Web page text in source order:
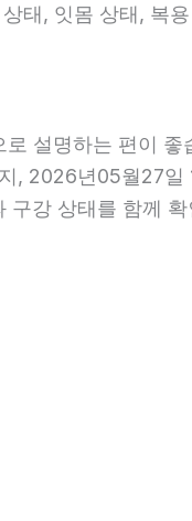
태, 잇몸 상태, 복
설명하는 편이
2026년05월27일
강 상태를 함께